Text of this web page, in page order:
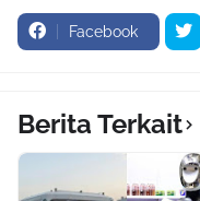
Facebook
Berita Terkait